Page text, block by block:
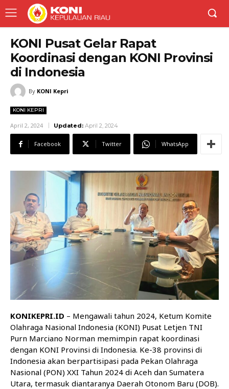
KONI Pusat Gelar Rapat
Koordinasi dengan KONI Provinsi
di Indonesia
By KONI Kepri
KONI KEPRI
April 2, 2024 Updated: April 2, 2024
Facebook Twitter WhatsApp
KONIKEPRI.ID – Mengawali tahun 2024, Ketum Komite
Olahraga Nasional Indonesia (KONI) Pusat Letjen TNI
Purn Marciano Norman memimpin rapat koordinasi
dengan KONI Provinsi di Indonesia. Ke-38 provinsi di
Indonesia akan berpartisipasi pada Pekan Olahraga
Nasional (PON) XXI Tahun 2024 di Aceh dan Sumatera
Utara, termasuk diantaranya Daerah Otonom Baru (DOB).